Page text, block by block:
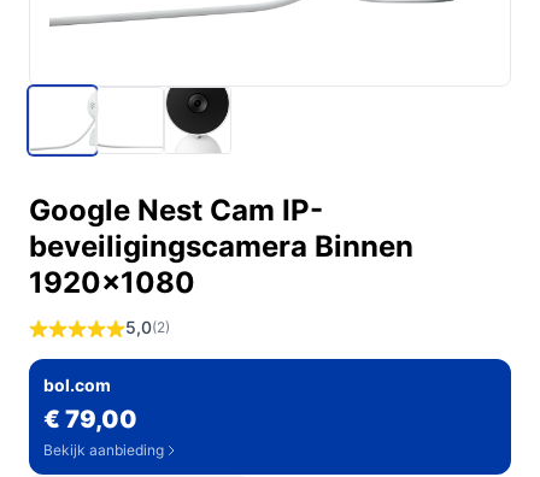
Google Nest Cam IP-
beveiligingscamera Binnen
1920x1080
5,0(2)
bol.com
€ 79,00
Bekijk aanbieding